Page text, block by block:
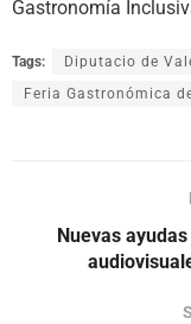
Gastronomía
Tags:
Diputacio de
Feria Gastronómica
Nuevas